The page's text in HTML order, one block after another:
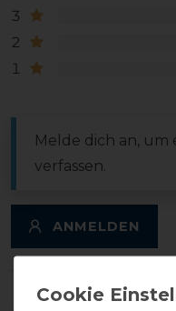
3
2
1
Melde dich an, um
verfassen.
ANMELDEN